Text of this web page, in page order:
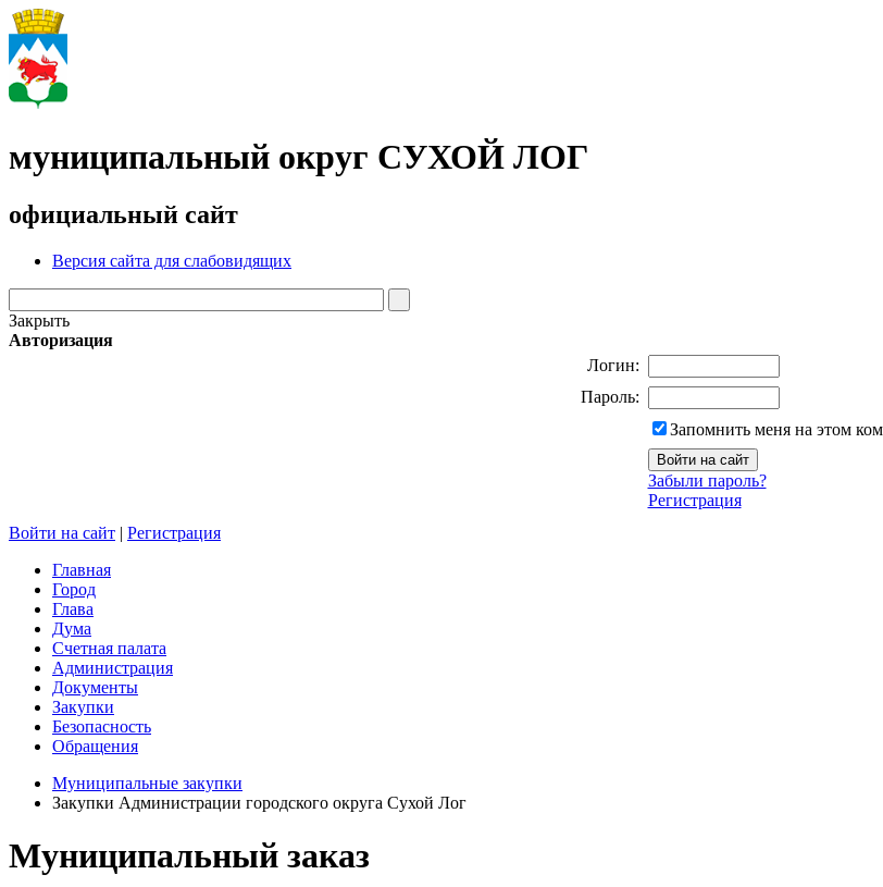
муниципальный округ СУХОЙ ЛОГ
официальный сайт
Версия сайта для слабовидящих
Закрыть
Авторизация
Логин:
Пароль:
Запомнить меня на этом
Забыли пароль?
Регистрация
Войти на сайт | Регистрация
Главная
Город
Глава
Дума
Счетная палата
Администрация
Документы
Закупки
Безопасность
Обращения
Муниципальные закупки
Закупки Администрации городского округа Сухой Лог
Муниципальный заказ